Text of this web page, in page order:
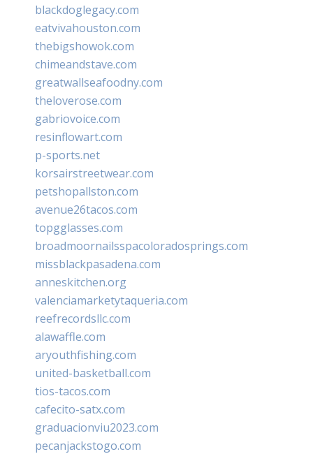
blackdoglegacy.com
eatvivahouston.com
thebigshowok.com
chimeandstave.com
greatwallseafoodny.com
theloverose.com
gabriovoice.com
resinflowart.com
p-sports.net
korsairstreetwear.com
petshopallston.com
avenue26tacos.com
topgglasses.com
broadmoornailsspacoloradosprings.com
missblackpasadena.com
anneskitchen.org
valenciamarketytaqueria.com
reefrecordsllc.com
alawaffle.com
aryouthfishing.com
united-basketball.com
tios-tacos.com
cafecito-satx.com
graduacionviu2023.com
pecanjackstogo.com